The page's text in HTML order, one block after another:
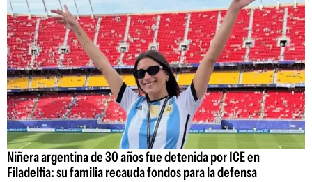
Niñera argentina de 30 años fue detenida por ICE en
Filadelfia: su familia recauda fondos para la defensa